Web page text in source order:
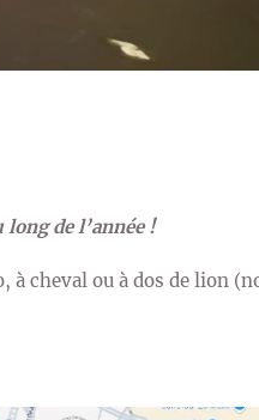
de l’année !
cheval ou à dos de lion